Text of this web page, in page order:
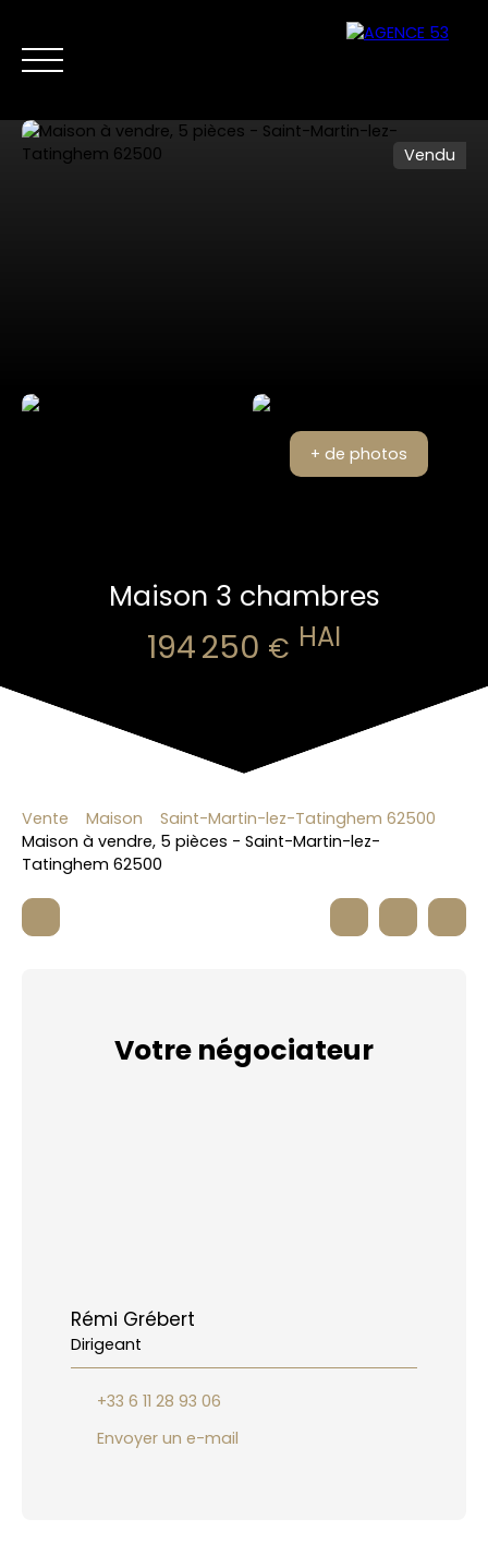
Vendu
+ de photos
Maison 3 chambres
194 250 € HAI
Vente Maison
Saint-Martin-lez-Tatinghem 62500
Maison à vendre, 5 pièces - Saint-Martin-lez-
Tatinghem 62500
Votre négociateur
Rémi Grébert
Dirigeant
+33 6 11 28 93 06
Envoyer un e-mail